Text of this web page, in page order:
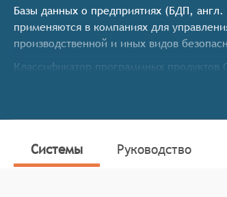
Базы данных о предприятиях (БДП,
применяются в компаниях для
производственной и иных видов
Классификатор программных продуктов
Поиск и фильтрация: системы
деятельности, местоположение,
Системы Руководство